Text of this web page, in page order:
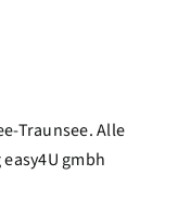
Traunsee. Alle
easy4U gmbh